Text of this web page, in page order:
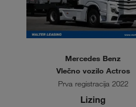
Mercedes Benz
Vlečno vozilo Actros
Prva registracija 2022
Lizing